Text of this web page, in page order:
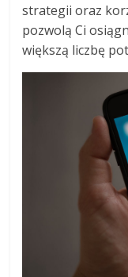
strategii oraz
pozwolą Ci
większą liczbę